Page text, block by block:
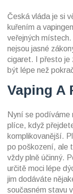
Česká vláda je si
kuřením a
veřejných
nejsou jasné
cigaret. I přesto je
být lépe než
Vaping A
Nyní se podíváme
plíce, když
komplikovanější.
po poškození, ale
vždy plně účinný.
určitě moci lépe
jim dodáváte
současném stavu